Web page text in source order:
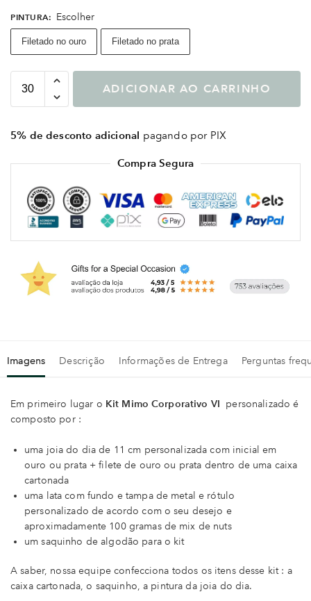
PINTURA: Escolher
Filetado no ouro Filetado no prata
ADICIONAR AO CARRINHO
5% de desconto adicional pagando por PIX
Compra Segura
Imagens Descrição Informações de Entrega Perguntas
Em primeiro lugar o Kit Mimo Corporativo VI personalizado é
composto por :
uma joia do dia de 11 cm personalizada com inicial em
ouro ou prata + filete de ouro ou prata dentro de uma caixa
cartonada
uma lata com fundo e tampa de metal e rótulo
personalizado de acordo com o seu desejo e
aproximadamente 100 gramas de mix de nuts
um saquinho de algodão para o kit
A saber, nossa equipe confecciona todos os itens desse kit : a
caixa cartonada, o saquinho, a pintura da joia do dia.